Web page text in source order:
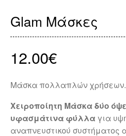
Glam Μάσκες
12.00€
Μάσκα πολλαπλών χρήσεων.
Χειροποίητη Μάσκαδύο
υφασμάτινα φύλλα για
αναπνευστικού συστήματος